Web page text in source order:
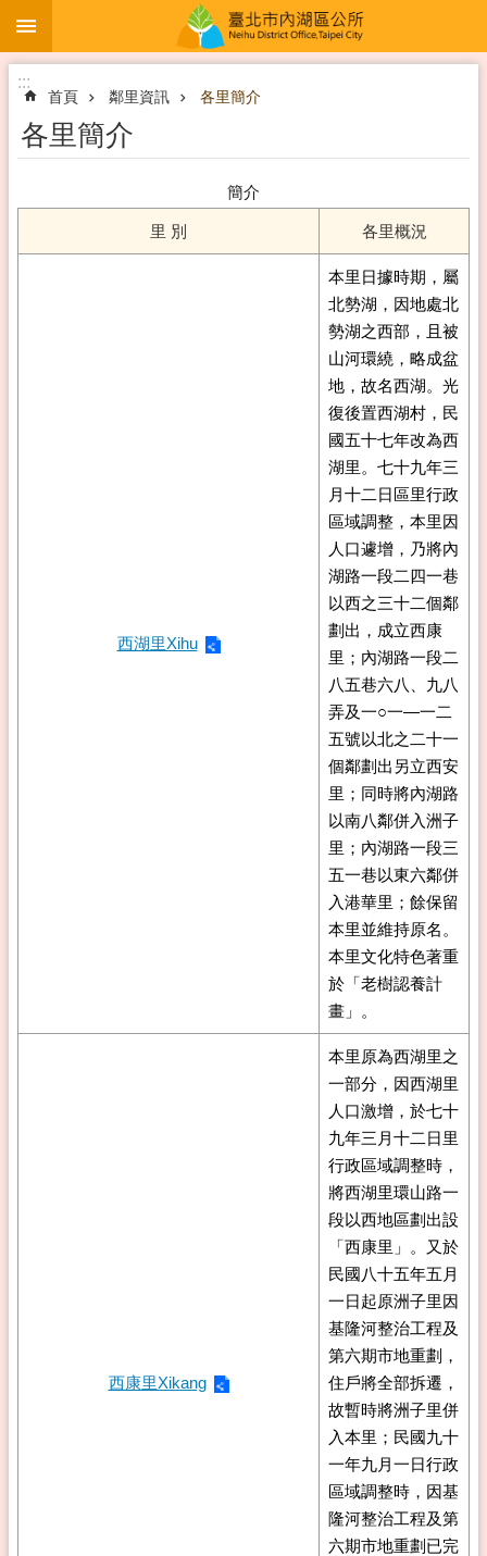
跳到主要內容區塊
:::
首頁 鄰里資訊 各里簡介
各里簡介
簡介
里 別 各里概況
西湖里Xihu
本里日據時期，屬
北勢湖，因地處北
勢湖之西部，且被
山河環繞，略成盆
地，故名西湖。光
復後置西湖村，民
國五十七年改為西
湖里。七十九年三
月十二日區里行政
區域調整，本里因
人口遽增，乃將內
湖路一段二四一巷
以西之三十二個鄰
劃出，成立西康
里；內湖路一段二
八五巷六八、九八
弄及一○一—一二
五號以北之二十一
個鄰劃出另立西安
里；同時將內湖路
以南八鄰併入洲子
里；內湖路一段三
五一巷以東六鄰併
入港華里；餘保留
本里並維持原名。
本里文化特色著重
於「老樹認養計
畫」。
西康里Xikang
本里原為西湖里之
一部分，因西湖里
人口激增，於七十
九年三月十二日里
行政區域調整時，
將西湖里環山路一
段以西地區劃出設
「西康里」。又於
民國八十五年五月
一日起原洲子里因
基隆河整治工程及
第六期市地重劃，
住戶將全部拆遷，
故暫時將洲子里併
入本里；民國九十
一年九月一日行政
區域調整時，因基
隆河整治工程及第
六期市地重劃已完